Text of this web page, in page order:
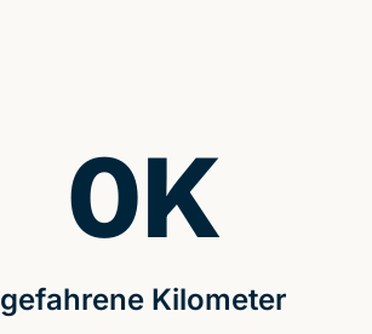
gefahrene Kilometer
0K